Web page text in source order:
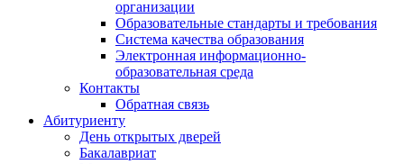
организации
Образовательные стандарты и требования
Система качества образования
Электронная информационно-
образовательная среда
Контакты
Обратная связь
Абитуриенту
День открытых дверей
Бакалавриат